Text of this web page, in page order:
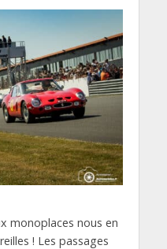
monoplaces nous en
! Les passages